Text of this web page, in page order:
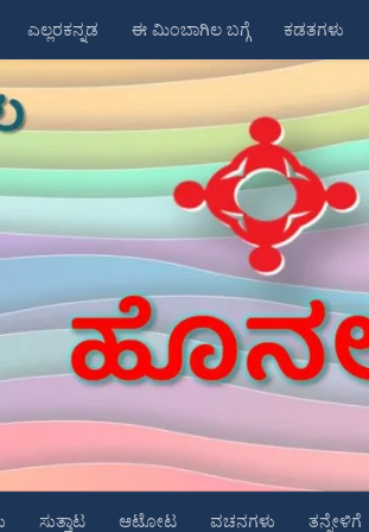
ಎಲ್ಲರಕನ್ನಡ ಈ ಮಿಂಬಾಗಿಲ ಬಗ್ಗೆ ಕಡತಗಳು
ಸುತ್ತಾಟ ಆಟೋಟ ವಚನಗಳು ತನ್ನೇಳಿಗೆ